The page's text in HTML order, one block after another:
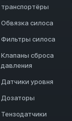
транспортёры
Обвязка силоса
Фильтры силоса
Клапаны сброса
давления
Датчики уровня
Дозаторы
Тензодатчики